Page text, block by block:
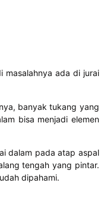
masalahnya ada di jurai
banyak tukang yang
bisa menjadi elemen
dalam pada atap aspal
tengah yang pintar.
dipahami.